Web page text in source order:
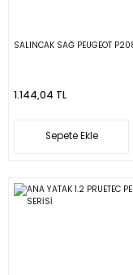
SALINCAK SAĞ PEUGEOT
1.144,04 TL
Sepete Ekle